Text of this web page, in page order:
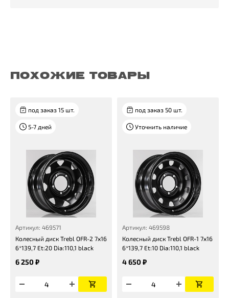
ПОХОЖИЕ ТОВАРЫ
под заказ 15 шт.
5-7 дней
Артикул: 469571
Колесный диск Trebl OFR-2 7x16
6*139,7 Et:20 Dia:110,1 black
6 250 ₽
под заказ 50 шт.
Уточнить наличие
Артикул: 469598
Колесный диск Trebl OFR-1 7x16
6*139,7 Et:10 Dia:110,1 black
4 650 ₽